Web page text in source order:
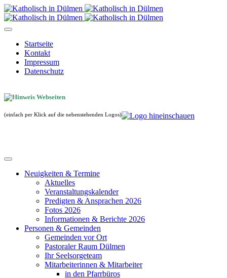
Startseite
Kontakt
Impressum
Datenschutz
(einfach per Klick auf die nebenstehenden Logos)
Neuigkeiten & Termine
Aktuelles
Veranstaltungskalender
Predigten & Ansprachen 2026
Fotos 2026
Informationen & Berichte 2026
Personen & Gemeinden
Gemeinden vor Ort
Pastoraler Raum Dülmen
Ihr Seelsorgeteam
Mitarbeiterinnen & Mitarbeiter
in den Pfarrbüros